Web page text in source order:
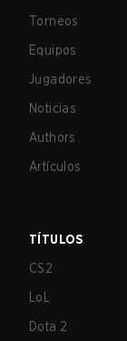
Torneos
Equipos
Jugadores
Noticias
Authors
Artículos
TÍTULOS
CS2
LoL
Dota 2